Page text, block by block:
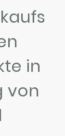
in
von